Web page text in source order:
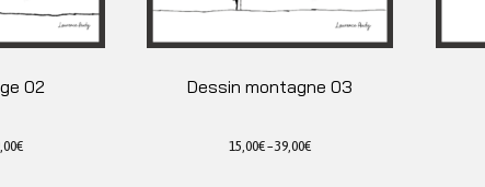
02
€
Dessin montagne 03
15,00€–39,00€